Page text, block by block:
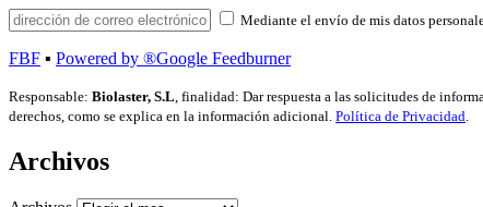
Mediante el envío de mis datos
FBF ▪ Powered by ®Google Feedburner
Responsable: Biolaster, S.L, finalidad: Dar respuesta a las solicitudes de
derechos, como se explica en la información adicional. Política de Privacidad.
Archivos